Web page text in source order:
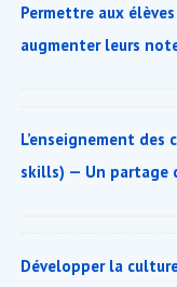
Permettre aux
augmenter leurs
L’enseignement
skills) — Un partage
Développer la